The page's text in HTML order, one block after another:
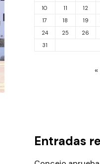
10
11 12
17
18 19
24
25 26
31
Entradas